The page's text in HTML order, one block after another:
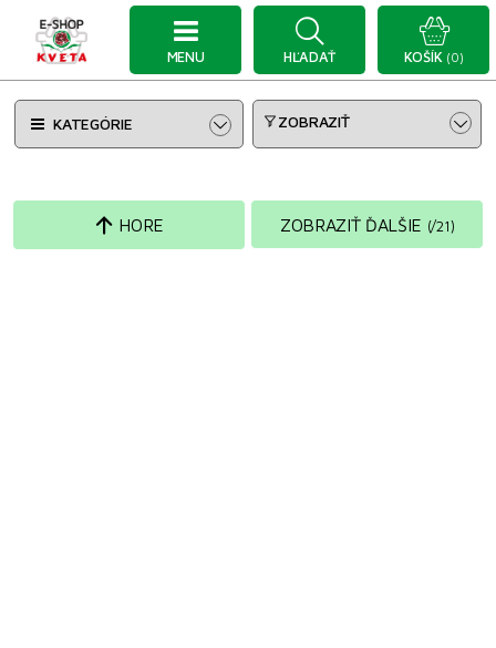
MENU HĽADAŤ KOŠÍK (0)
KATEGÓRIE ZOBRAZIŤ
ZOBRAZIŤ ĎALŠIE (/21)
HORE